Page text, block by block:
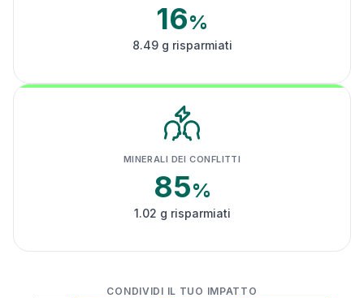
16%
8.49 g risparmiati
MINERALI DEI CONFLITTI
85%
1.02 g risparmiati
CONDIVIDI IL TUO IMPATTO